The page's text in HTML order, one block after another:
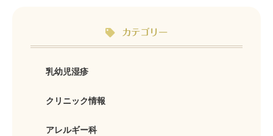
カテゴリー
乳幼児湿疹
クリニック情報
アレルギー科